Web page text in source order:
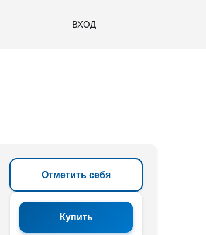
ВХОД
Отметить себя
Купить